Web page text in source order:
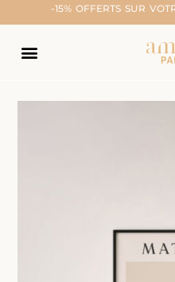
-15% OFFERTS SUR